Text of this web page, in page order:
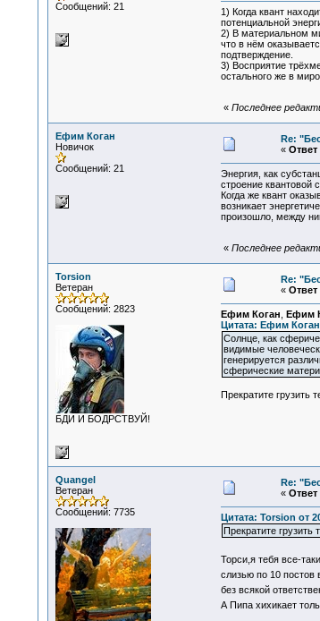
Сообщений: 21
1) Когда квант
потенциальной
2) В материальном
что в нём
подтверждение.
3) Восприятие
остального же в
« Последнее
Ефим Коган
Новичок
Сообщений: 21
Re:
« Ответ
Энергия, как
строение квантовой
Когда же квант
возникает
произошло, между
« Последнее
Torsion
Ветеран
Сообщений: 2823
БДИ И БОДРСТВУЙ!
Re:
« Ответ
Ефим Коган Ефим
Цитата: Ефим Коган
Солнце, как
видимые
генерируется
сферические
Прекратите
Quangel
Ветеран
Сообщений: 7735
Re:
« Ответ
Цитата: Torsion от
Прекратите
Торси,я тебя все-
слизью по 10 постов
без всякой
А Пипа хихикает